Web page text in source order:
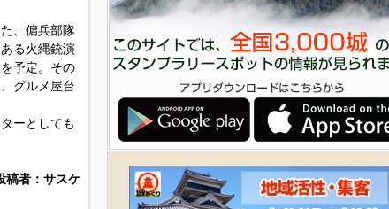
、傭兵部隊
る火縄銃演
予定。その
グルメ屋台
ーとしても
稿者：サスケ